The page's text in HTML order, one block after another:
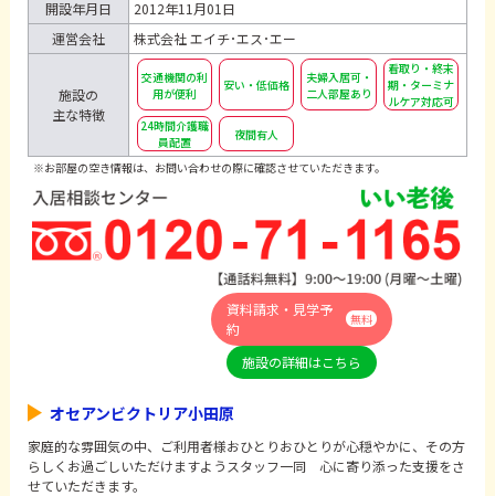
開設年月日
2012年11月01日
運営会社
株式会社 エイチ･エス･エー
施設の
主な特徴
交通機関の利
用が便利
安い・低価格
夫婦入居可・
二人部屋あり
看取り・終末
期・ターミナ
ルケア対応可
24時間介護職
員配置
夜間有人
※お部屋の空き情報は、お問い合わせの際に確認させていただきます。
資料請求・見学予
約
無料
施設の詳細はこちら
オセアンビクトリア小田原
家庭的な雰囲気の中、ご利用者様おひとりおひとりが心穏やかに、その方
らしくお過ごしいただけますようスタッフ一同 心に寄り添った支援をさ
せていただきます。